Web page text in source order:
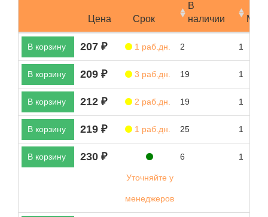
Цена Срок
В
наличии
В корзину 207 ₽ 1 раб.дн. 2 1
В корзину 209 ₽ 3 раб.дн. 19 1
В корзину 212 ₽ 2 раб.дн. 19 1
В корзину 219 ₽ 1 раб.дн. 25 1
В корзину 230 ₽
Уточняйте у
менеджеров
6 1